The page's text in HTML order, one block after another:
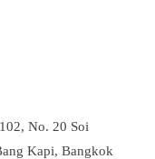
No. 20 Soi
Kapi, Bangkok